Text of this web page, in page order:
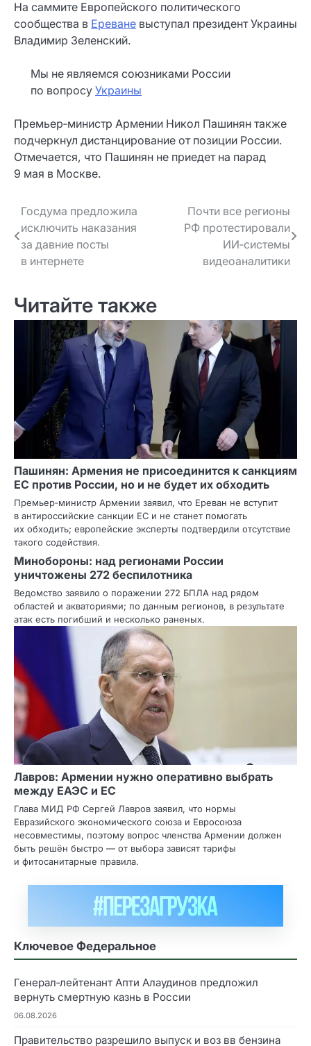
На саммите Европейского политического
сообщества в Ереване выступал президент Украины
Владимир Зеленский.
Мы не являемся союзниками России
по вопросу Украины
Премьер‑министр Армении Никол Пашинян также
подчеркнул дистанцирование от позиции России.
Отмечается, что Пашинян не приедет на парад
9 мая в Москве.
Навигация
по записям
Госдума предложила
исключить наказания
за давние посты
в интернете
Почти все регионы
РФ протестировали
ИИ‑системы
видеоаналитики
Читайте также
Пашинян: Армения не присоединится к санкциям
ЕС против России, но и не будет их обходить
Премьер‑министр Армении заявил, что Ереван не вступит
в антироссийские санкции ЕС и не станет помогать
их обходить; европейские эксперты подтвердили отсутствие
такого содействия.
Минобороны: над регионами России
уничтожены 272 беспилотника
Ведомство заявило о поражении 272 БПЛА над рядом
областей и акваториями; по данным регионов, в результате
атак есть погибший и несколько раненых.
Лавров: Армении нужно оперативно выбрать
между ЕАЭС и ЕС
Глава МИД РФ Сергей Лавров заявил, что нормы
Евразийского экономического союза и Евросоюза
несовместимы, поэтому вопрос членства Армении должен
быть решён быстро — от выбора зависят тарифы
и фитосанитарные правила.
Ключевое Федеральное
Генерал‑лейтенант Апти Алаудинов предложил
вернуть смертную казнь в России
06.08.2026
Правительство разрешило выпуск и воз вв бензина